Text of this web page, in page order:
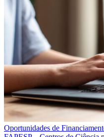
Oportunidades de